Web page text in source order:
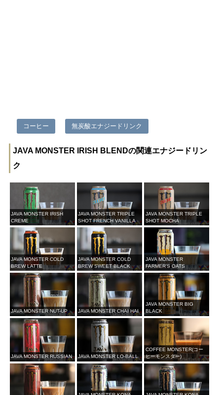
コーヒー 無炭酸エナジードリンク
JAVA MONSTER IRISH BLENDの関連エナジードリン
ク
JAVA MONSTER IRISH
CREME
JAVA MONSTER TRIPLE
SHOT FRENCH VANILLA
JAVA MONSTER TRIPLE
SHOT MOCHA
JAVA MONSTER COLD
BREW LATTE
JAVA MONSTER COLD
BREW SWEET BLACK
JAVA MONSTER
FARMER’S OATS
JAVA MONSTER NUT-UP JAVA MONSTER CHAI HAI
JAVA MONSTER BIG
BLACK
JAVA MONSTER RUSSIAN JAVA MONSTER LO-BALL
COFFEE MONSTER(コー
ヒーモンスター)